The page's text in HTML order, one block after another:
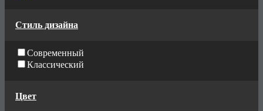
Стиль дизайна
Современный
Классический
Цвет